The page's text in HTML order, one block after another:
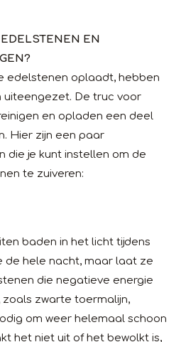
EN
edelstenen oplaadt, hebben
uiteengezet. De truc voor
en opladen een deel
Hier zijn een paar
die je kunt instellen om de
te zuiveren:
baden in het licht tijdens
de hele nacht, maar laat ze
die negatieve energie
zwarte toermalijn,
om weer helemaal schoon
het niet uit of het bewolkt is,